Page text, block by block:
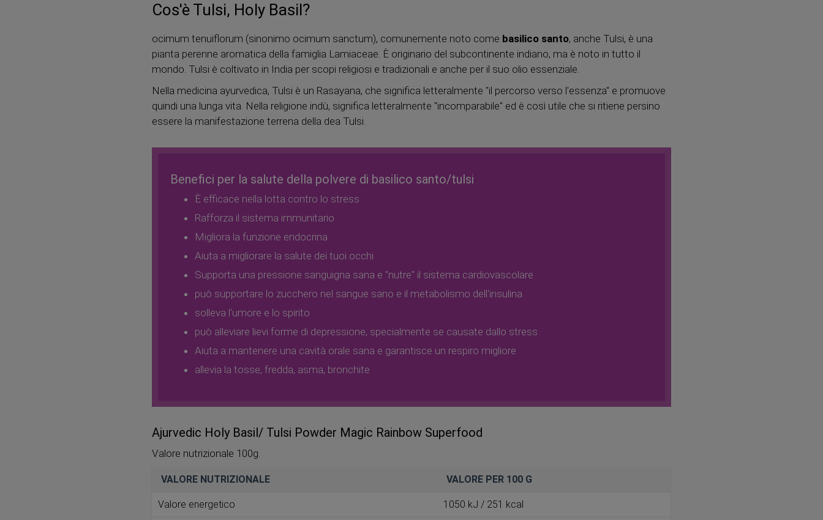
Cos'è Tulsi, Holy Basil?
ocimum tenuiflorum (sinonimo ocimum sanctum), comunemente noto come basilico santo, anche Tulsi, è una
pianta perenne aromatica della famiglia Lamiaceae. È originario del subcontinente indiano, ma è noto in tutto il
mondo. Tulsi è coltivato in India per scopi religiosi e tradizionali e anche per il suo olio essenziale.
Nella medicina ayurvedica, Tulsi è un Rasayana, che significa letteralmente "il percorso verso l'essenza" e promuove
quindi una lunga vita. Nella religione indù, significa letteralmente "incomparabile" ed è così utile che si ritiene persino
essere la manifestazione terrena della dea Tulsi.
Benefici per la salute della polvere di basilico santo/tulsi
È efficace nella lotta contro lo stress
Rafforza il sistema immunitario
Migliora la funzione endocrina
Aiuta a migliorare la salute dei tuoi occhi
Supporta una pressione sanguigna sana e "nutre" il sistema cardiovascolare
può supportare lo zucchero nel sangue sano e il metabolismo dell'insulina
solleva l'umore e lo spirito
può alleviare lievi forme di depressione, specialmente se causate dallo stress
Aiuta a mantenere una cavità orale sana e garantisce un respiro migliore
allevia la tosse, fredda, asma, bronchite
Ajurvedic Holy Basil/ Tulsi Powder Magic Rainbow Superfood
Valore nutrizionale 100g.
VALORE NUTRIZIONALE VALORE PER 100 G
Valore energetico 1050 kJ / 251 kcal